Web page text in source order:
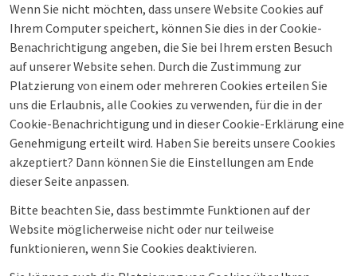
Wenn Sie nicht möchten, dass unsere Website Cookies auf
Ihrem Computer speichert, können Sie dies in der Cookie-
Benachrichtigung angeben, die Sie bei Ihrem ersten Besuch
auf unserer Website sehen. Durch die Zustimmung zur
Platzierung von einem oder mehreren Cookies erteilen Sie
uns die Erlaubnis, alle Cookies zu verwenden, für die in der
Cookie-Benachrichtigung und in dieser Cookie-Erklärung eine
Genehmigung erteilt wird. Haben Sie bereits unsere Cookies
akzeptiert? Dann können Sie die Einstellungen am Ende
dieser Seite anpassen.
Bitte beachten Sie, dass bestimmte Funktionen auf der
Website möglicherweise nicht oder nur teilweise
funktionieren, wenn Sie Cookies deaktivieren.